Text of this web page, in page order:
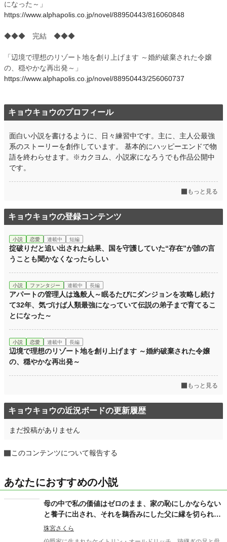
になった～」
https://www.alphapolis.co.jp/novel/88950443/816060848
◆◆◆ 完結 ◆◆◆
「辺境で理想のリゾート地を創り上げます ～婚約破棄された令嬢
の、穏やかな再出発～」
https://www.alphapolis.co.jp/novel/88950443/256060737
キョウキョウのプロフィール
面白い小説を書けるように、日々練習中です。主に、主人公最強
系のストーリーを創作しています。 基本的にハッピーエンドで物
語を終わらせます。※カクヨム、小説家になろうでも作品公開中
です。
もっと見る
キョウキョウの登録コンテンツ
小説 恋愛 連載中 短編
掟破りだと追い出された結果、国を守護していた“存在”が誰の言
うことも聞かなくなったらしい
小説 ファンタジー 連載中 長編
アパートの管理人は逸般人～眠るたびにダンジョンを攻略し続け
て32年、気づけば人類最強になっていて伝説の弟子まで育てるこ
とになった～
小説 恋愛 連載中 長編
辺境で理想のリゾート地を創り上げます ～婚約破棄された令嬢
の、穏やかな再出発～
もっと見る
キョウキョウの近況ボードの更新履歴
まだ投稿がありません
このコンテンツについて報告する
あなたにおすすめの小説
母の中で私の価値はゼロのまま、家の恥にしかならない
と養子に出され、それを鵜呑みにした父に縁を切られた
おかげで幸せになれました
珠宮さくら